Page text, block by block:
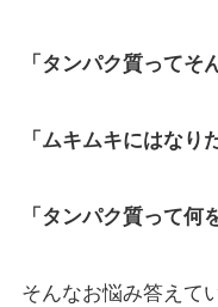
「タンパク質ってそ
「ムキムキにはなり
「タンパク質って何
そんなお悩み答えて